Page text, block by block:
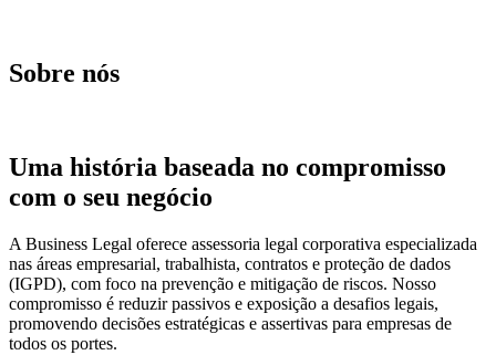
Sobre nós
Uma história baseada no compromisso
com o seu negócio
A Business Legal oferece assessoria legal corporativa especializada
nas áreas empresarial, trabalhista, contratos e proteção de dados
(IGPD), com foco na prevenção e mitigação de riscos. Nosso
compromisso é reduzir passivos e exposição a desafios legais,
promovendo decisões estratégicas e assertivas para empresas de
todos os portes.